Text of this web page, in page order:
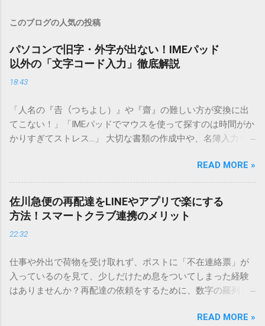
このブログの人気の投稿
パソコンで旧字・外字が出ない！IMEパッド
以外の「文字コード入力」徹底解説
18:43
「人名の『𠮷（つちよし）』や『齋』の難しい方が変換に出
てこない！」「IMEパッドでマウスを使って探すのは時間がか
かりすぎてストレス…」 大切な書類の作成中や、名簿入力を
てしまいますよね。多くの人が「IMEパッド（手書き入力）」
を使いますが、実はマウスで一画ずつ書くのは非効率です
し、似た漢字が多すぎて結局見つからないことも少なくあり
ません。 そこで今回は、IMEパッドを使わずに、特定のコー
ドを打ち込むだけで一瞬で旧字や外字、特殊記号を呼び出す
「文字コード入力」のテクニックを詳しく解説します。 この
必要はありません。 1. なぜ「変換」しても旧字・外字が出て
こないのか？ そもそも、なぜ普通の変換で出てこない漢字が
あるのでしょうか。その理由は、パソコンが文字を認識する
は、JIS規格（日本産業規格）によって「第1水準」「第2水
READ MORE »
佐川急便の再配達をLINEやアプリで楽にする
方法！スマートクラブ連携のメリット
22:32
仕事や外出で荷物を受け取れず、ポストに「不在連絡票」が
入っているのを見て、少しだけため息をついてしまった経験
はありませんか？再配達の依頼をするために、数字の羅列を
ことに申し訳なさを感じたりすることもあるかもしれませ
READ MORE »